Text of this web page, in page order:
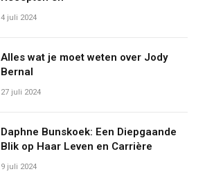
4 juli 2024
Alles wat je moet weten over Jody
Bernal
27 juli 2024
Daphne Bunskoek: Een Diepgaande
Blik op Haar Leven en Carrière
9 juli 2024